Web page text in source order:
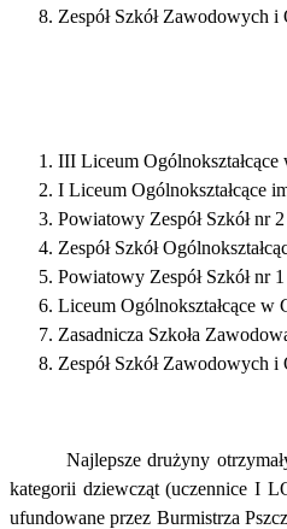
Zespół Szkół Zawodowych
III Liceum Ogólnokształcące
I Liceum Ogólnokształcące
Powiatowy Zespół Szkół nr
Zespół Szkół
Powiatowy Zespół Szkół nr
Liceum Ogólnokształcące w
Zasadnicza Szkoła
Zespół Szkół Zawodowych
Najlepsze drużyny
kategorii dziewcząt (uczennice I
ufundowane przez Burmistrza